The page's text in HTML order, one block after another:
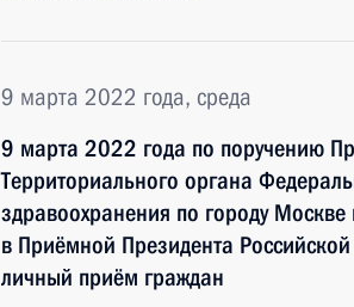
9 марта 2022 года, среда
9 марта 2022 года по поручению
Территориального органа
здравоохранения по городу
в Приёмной Президента
личный приём граждан